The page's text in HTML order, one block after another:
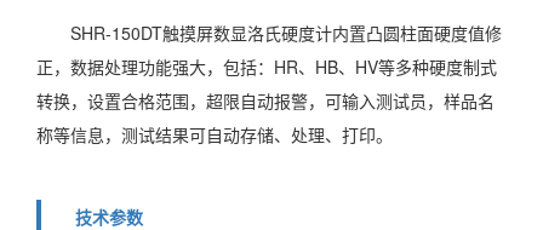
SHR-150DT触摸屏数显洛氏硬度计内置凸圆柱面硬度值修
正，数据处理功能强大，包括：HR、HB、HV等多种硬度制式
转换，设置合格范围，超限自动报警，可输入测试员，样品名
称等信息，测试结果可自动存储、处理、打印。
技术参数